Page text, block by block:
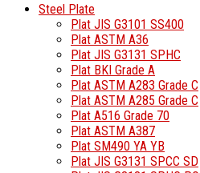
Steel Plate
Plat JIS G3101 SS400
Plat ASTM A36
Plat JIS G3131 SPHC
Plat BKI Grade A
Plat ASTM A283 Grade C
Plat ASTM A285 Grade C
Plat A516 Grade 70
Plat ASTM A387
Plat SM490 YA YB
Plat JIS G3131 SPCC SD